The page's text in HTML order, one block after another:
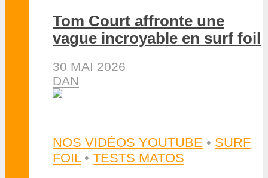
Tom Court affronte une
vague incroyable en surf foil
30 MAI 2026
DAN
NOS VIDÉOS YOUTUBE • SURF
FOIL • TESTS MATOS